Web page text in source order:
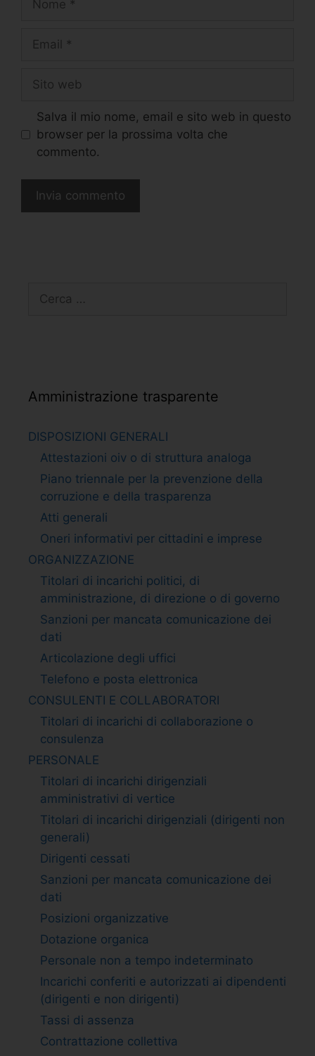
Salva il mio nome, email e sito web in questo
browser per la prossima volta che
commento.
Amministrazione trasparente
DISPOSIZIONI GENERALI
Attestazioni oiv o di struttura analoga
Piano triennale per la prevenzione della
corruzione e della trasparenza
Atti generali
Oneri informativi per cittadini e imprese
ORGANIZZAZIONE
Titolari di incarichi politici, di
amministrazione, di direzione o di governo
Sanzioni per mancata comunicazione dei
dati
Articolazione degli uffici
Telefono e posta elettronica
CONSULENTI E COLLABORATORI
Titolari di incarichi di collaborazione o
consulenza
PERSONALE
Titolari di incarichi dirigenziali
amministrativi di vertice
Titolari di incarichi dirigenziali (dirigenti non
generali)
Dirigenti cessati
Sanzioni per mancata comunicazione dei
dati
Posizioni organizzative
Dotazione organica
Personale non a tempo indeterminato
Incarichi conferiti e autorizzati ai dipendenti
(dirigenti e non dirigenti)
Tassi di assenza
Contrattazione collettiva